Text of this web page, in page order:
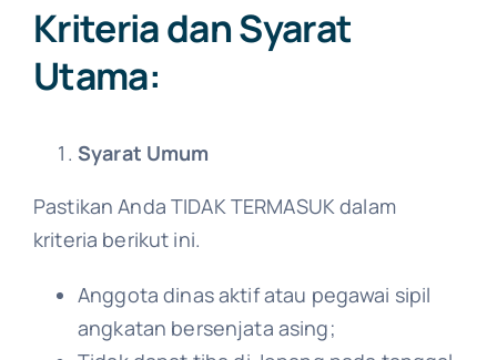
Kriteria dan Syarat
Utama:
Syarat Umum
Pastikan Anda TIDAK TERMASUK dalam
kriteria berikut ini.
Anggota dinas aktif atau pegawai sipil
angkatan bersenjata asing;